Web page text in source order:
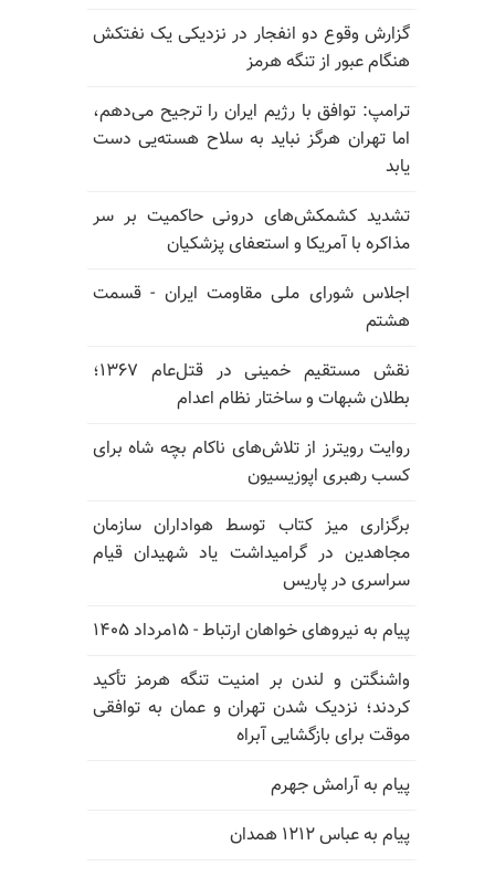
گزارش وقوع دو انفجار در نزدیکی یک نفتکش
هنگام عبور از تنگه هرمز
ترامپ: توافق با رژیم ایران را ترجیح می‌دهم،
اما تهران هرگز نباید به سلاح هسته‌یی دست
یابد
تشدید کشمکش‌های درونی حاکمیت بر سر
مذاکره با آمریکا و استعفای پزشکیان
اجلاس شورای ملی مقاومت ایران - قسمت
هشتم
نقش مستقیم خمینی در قتل‌عام ۱۳۶۷؛
بطلان شبهات و ساختار نظام اعدام
روایت رویترز از تلاش‌های ناکام بچه شاه برای
کسب رهبری اپوزیسیون
برگزاری میز کتاب توسط هواداران سازمان
مجاهدین در گرامیداشت یاد شهیدان قیام
سراسری در پاریس
پیام به نیروهای خواهان ارتباط - ۱۵مرداد ۱۴۰۵
واشنگتن و لندن بر امنیت تنگه هرمز تأکید
کردند؛ نزدیک شدن تهران و عمان به توافقی
موقت برای بازگشایی آبراه
پیام به آرامش جهرم
پیام به عباس ۱۲۱۲ همدان